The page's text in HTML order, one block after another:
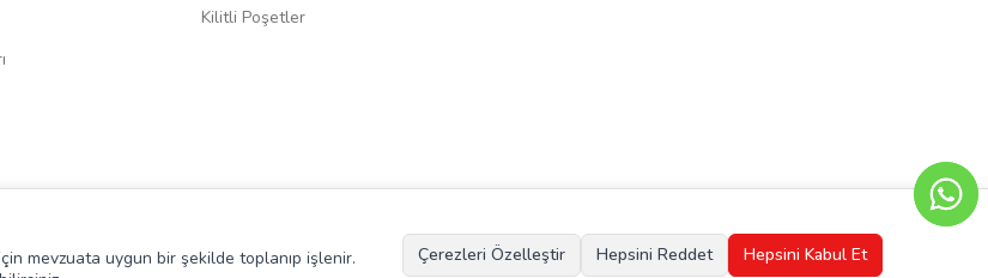
Kilitli Poşetler
mevzuata uygun bir şekilde toplanıp işlenir.
Çerezleri Özelleştir Hepsini Reddet Hepsini Kabul Et